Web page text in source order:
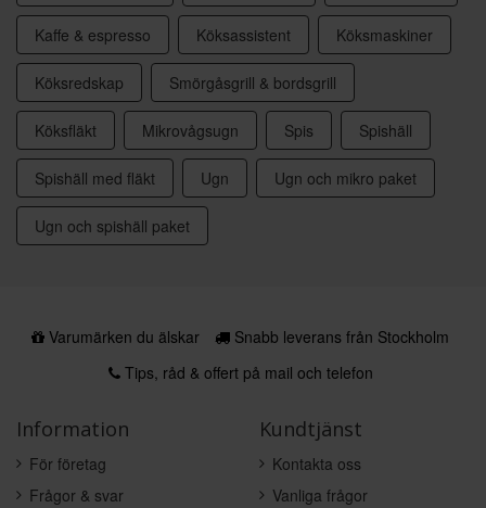
Kaffe & espresso Köksassistent Köksmaskiner
Köksredskap Smörgåsgrill & bordsgrill
Köksfläkt Mikrovågsugn Spis Spishäll
Spishäll med fläkt Ugn Ugn och mikro paket
Ugn och spishäll paket
Varumärken du älskar
Snabb leverans från Stockholm
Tips, råd & offert på mail och telefon
Information
För företag
Frågor & svar
Kundtjänst
Kontakta oss
Vanliga frågor